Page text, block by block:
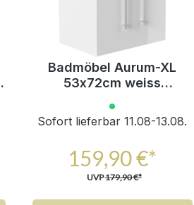
Badmöbel Aurum-XL
53x72cm weiss
Schublade und Türen
Sofort lieferbar 11.08-13.08.
159,90 €*
UVP179,90 €*